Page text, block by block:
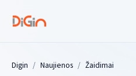
Digin Naujienos Žaidimai